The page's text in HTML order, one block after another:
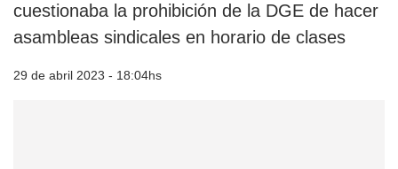
cuestionaba la prohibición de la DGE de hacer
asambleas sindicales en horario de clases
29 de abril 2023 - 18:04hs